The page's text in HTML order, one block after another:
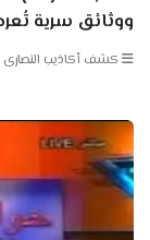
ووثائق سرية
كشف أكاذيب النصارى